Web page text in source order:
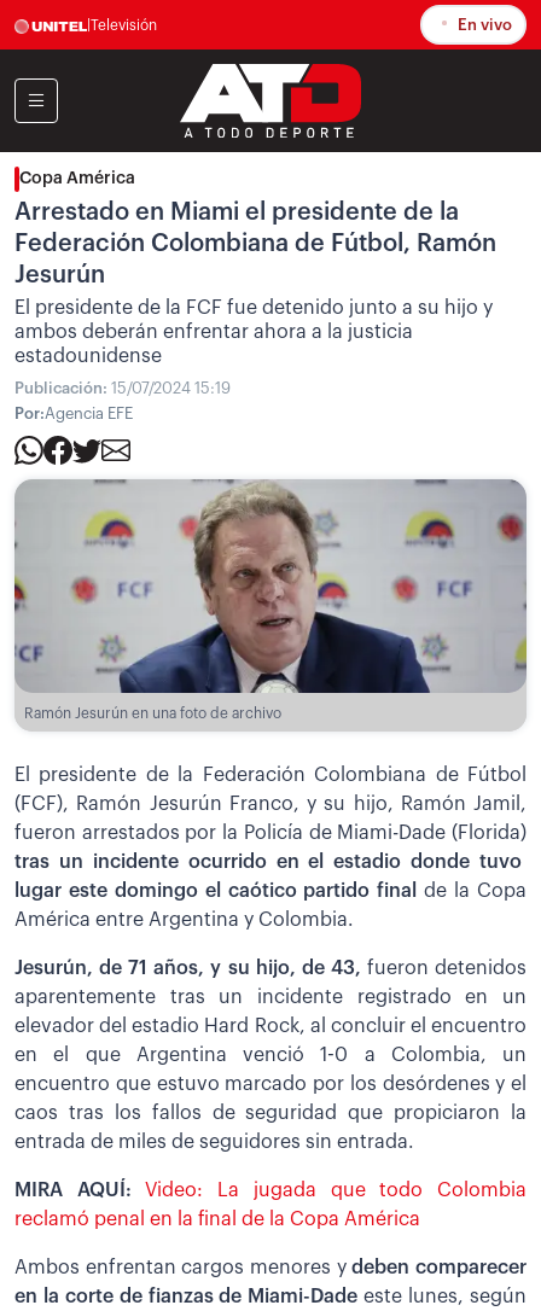
Televisión En vivo
Copa América
Arrestado en Miami el presidente de la
Federación Colombiana de Fútbol, Ramón
Jesurún
El presidente de la FCF fue detenido junto a su hijo y
ambos deberán enfrentar ahora a la justicia
estadounidense
Publicación: 15/07/2024 15:19
Por:Agencia EFE
Ramón Jesurún en una foto de archivo
El presidente de la Federación Colombiana de Fútbol
(FCF), Ramón Jesurún Franco, y su hijo, Ramón Jamil,
fueron arrestados por la Policía de Miami-Dade (Florida)
tras un incidente ocurrido en el estadio donde tuvo
lugar este domingo el caótico partido final
de la Copa
América entre Argentina y Colombia.
Jesurún, de 71 años, y su hijo, de 43, fueron detenidos
aparentemente tras un incidente registrado en un
elevador del estadio Hard Rock, al concluir el encuentro
en el que Argentina venció 1-0 a Colombia, un
encuentro que estuvo marcado por los desórdenes y el
caos tras los fallos de seguridad que propiciaron la
entrada de miles de seguidores sin entrada.
MIRA AQUÍ: Video: La jugada que todo Colombia
reclamó penal en la final de la Copa América
Ambos enfrentan cargos menores ydeben comparecer
en la corte de fianzas de Miami-Dadeeste lunes, según